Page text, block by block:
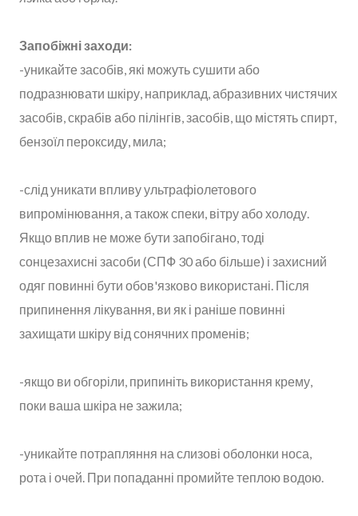
Запобіжні заходи:
-уникайте засобів, які можуть сушити або
подразнювати шкіру, наприклад, абразивних чистячих
засобів, скрабів або пілінгів, засобів, що містять спирт,
бензоїл пероксиду, мила;
-слід уникати впливу ультрафіолетового
випромінювання, а також спеки, вітру або холоду.
Якщо вплив не може бути запобігано, тоді
сонцезахисні засоби (СПФ 30 або більше) і захисний
одяг повинні бути обов'язково використані. Після
припинення лікування, ви як і раніше повинні
захищати шкіру від сонячних променів;
-якщо ви обгоріли, припиніть використання крему,
поки ваша шкіра не зажила;
-уникайте потрапляння на слизові оболонки носа,
рота і очей. При попаданні промийте теплою водою.